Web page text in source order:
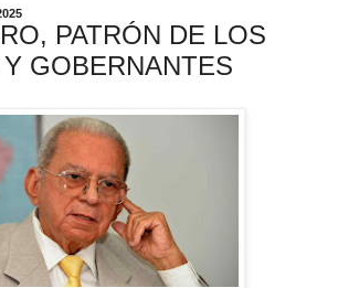
PATRÓN DE LOS
GOBERNANTES